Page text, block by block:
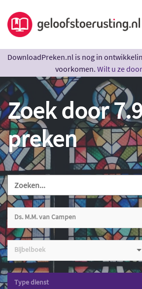
DownloadPreken.nl is nog in
voorkomen. Wilt u ze
Zoek door
preken
Ds. M.M. van Campen
Bijbelboek
Type dienst